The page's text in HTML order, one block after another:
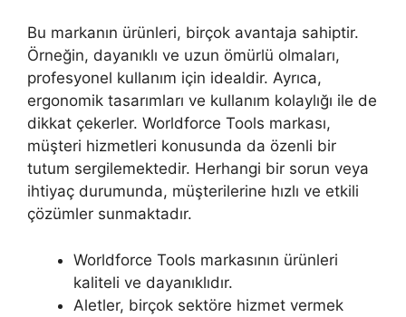
Bu markanın ürünleri, birçok avantaja sahiptir.
Örneğin, dayanıklı ve uzun ömürlü olmaları,
profesyonel kullanım için idealdir. Ayrıca,
ergonomik tasarımları ve kullanım kolaylığı ile de
dikkat çekerler. Worldforce Tools markası,
müşteri hizmetleri konusunda da özenli bir
tutum sergilemektedir. Herhangi bir sorun veya
ihtiyaç durumunda, müşterilerine hızlı ve etkili
çözümler sunmaktadır.
Worldforce Tools markasının ürünleri
kaliteli ve dayanıklıdır.
Aletler, birçok sektöre hizmet vermek